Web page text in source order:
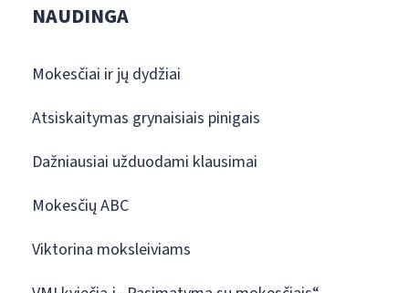
NAUDINGA
Mokesčiai ir jų dydžiai
Atsiskaitymas grynaisiais pinigais
Dažniausiai užduodami klausimai
Mokesčių ABC
Viktorina moksleiviams